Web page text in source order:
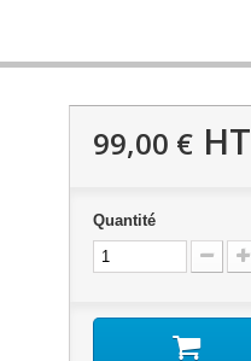
99,00 €HT
Quantité